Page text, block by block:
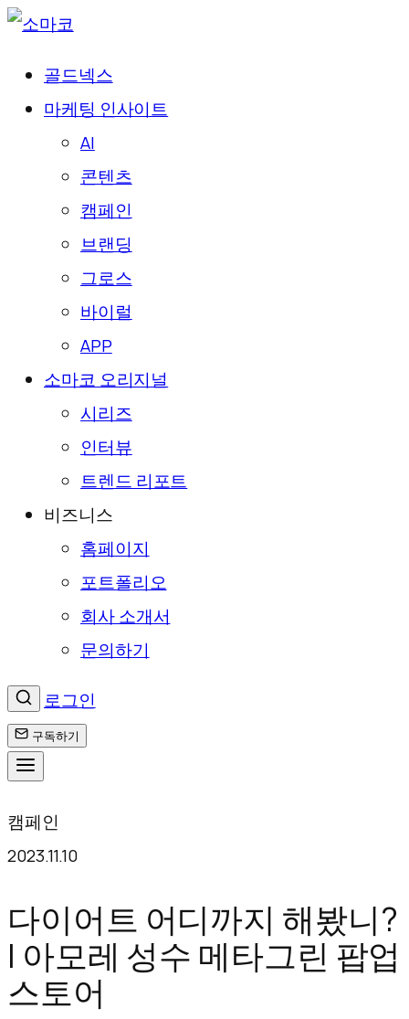
골드넥스
마케팅 인사이트
AI
콘텐츠
캠페인
브랜딩
그로스
바이럴
APP
소마코 오리지널
시리즈
인터뷰
트렌드 리포트
비즈니스
홈페이지
포트폴리오
회사 소개서
문의하기
로그인
구독하기
텐
츠
로
로
가
캠페인
2023.11.10
다이어트 어디까지 해봤니?
| 아모레 성수 메타그린 팝업
스토어